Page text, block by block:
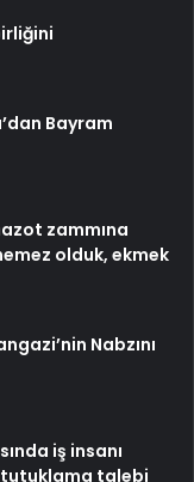
Bayram
zammına
olduk, ekmek
Nabzını
iş insanı
tutuklama talebi